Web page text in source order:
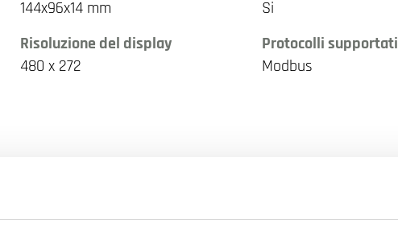
144x96x14 mm
Si
Risoluzione del display
480 x 272
Protocolli supportati
Modbus